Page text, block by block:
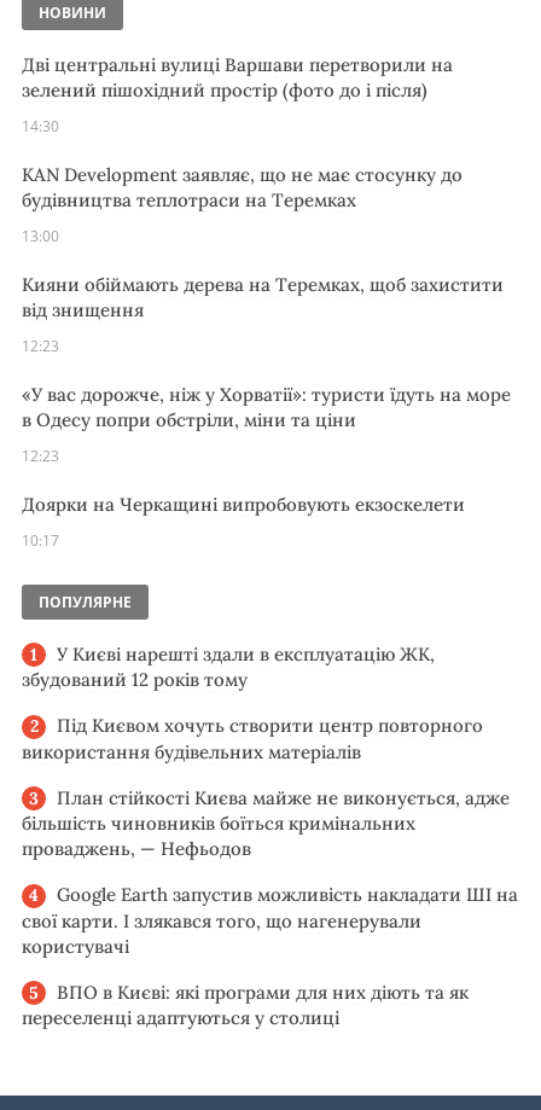
НОВИНИ
Дві центральні вулиці Варшави перетворили на
зелений пішохідний простір (фото до і після)
14:30
KAN Development заявляє, що не має стосунку до
будівництва теплотраси на Теремках
13:00
Кияни обіймають дерева на Теремках, щоб захистити
від знищення
12:23
«У вас дорожче, ніж у Хорватії»: туристи їдуть на море
в Одесу попри обстріли, міни та ціни
12:23
Доярки на Черкащині випробовують екзоскелети
10:17
ПОПУЛЯРНЕ
У Києві нарешті здали в експлуатацію ЖК,
збудований 12 років тому
Під Києвом хочуть створити центр повторного
використання будівельних матеріалів
План стійкості Києва майже не виконується, адже
більшість чиновників боїться кримінальних
проваджень, — Нефьодов
Google Earth запустив можливість накладати ШІ на
свої карти. І злякався того, що нагенерували
користувачі
ВПО в Києві: які програми для них діють та як
переселенці адаптуються у столиці